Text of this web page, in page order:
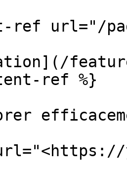
ref url="/
ref %}
url="<https://